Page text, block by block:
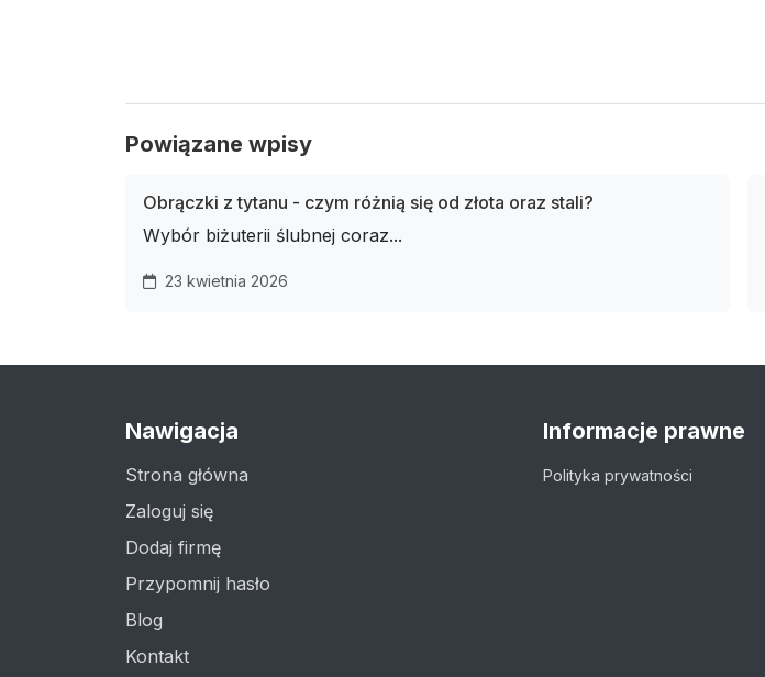
Powiązane wpisy
Obrączki z tytanu - czym różnią się od złota oraz stali?
Wybór biżuterii ślubnej coraz...
23 kwietnia 2026
Nawigacja
Strona główna
Zaloguj się
Dodaj firmę
Przypomnij hasło
Blog
Kontakt
Informacje prawne
Polityka prywatności